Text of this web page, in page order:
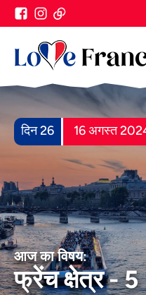
दिन 26 16 अगस्त
आज का विषय:
फ्रेंच क्षेत्र - 5